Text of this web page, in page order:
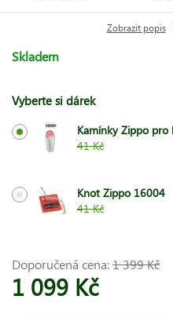
Zobrazit popis
Skladem
Vyberte si dárek
Kamínky Zippo pro
41 Kč
Knot Zippo 16004
41 Kč
Doporučená cena:1 399 Kč
1 099 Kč